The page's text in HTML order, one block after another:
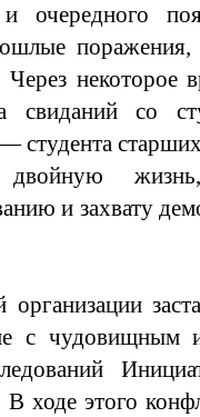
очередного
поражения,
Через некоторое
свиданий со
студента
двойную
и захвату
организации
с
В ходе этого